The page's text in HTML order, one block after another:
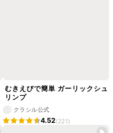
むきえびで簡単 ガーリックシュ
リンプ
クラシル公式
4.52(221)